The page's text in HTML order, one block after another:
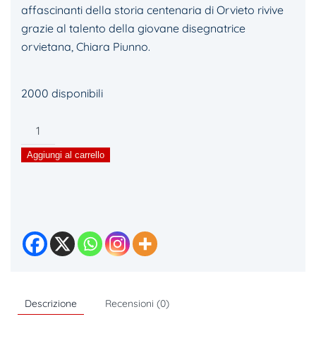
affascinanti della storia centenaria di Orvieto rivive
grazie al talento della giovane disegnatrice
orvietana, Chiara Piunno.
2000 disponibili
Orvieto
Domini
Aggiungi al carrello
Descrizione Recensioni (0)